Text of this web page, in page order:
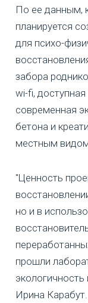
По ее данным,
планируется
для психо-
забора
wi-fi,
современная
бетона и
местным
"Ценность
но и в
прошли
Ирина Карабут.